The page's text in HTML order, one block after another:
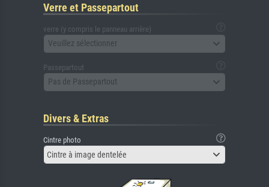
Verre et Passepartout
verre (y compris le panneau arrière)
Veuillez sélectionner
Passepartout
Pas de Passepartout
Divers & Extras
Cintre photo
Cintre à image dentelée